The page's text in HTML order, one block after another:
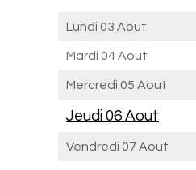
Lundi 03 Aout
Mardi 04 Aout
Mercredi 05 Aout
Jeudi 06 Aout
Vendredi 07 Aout